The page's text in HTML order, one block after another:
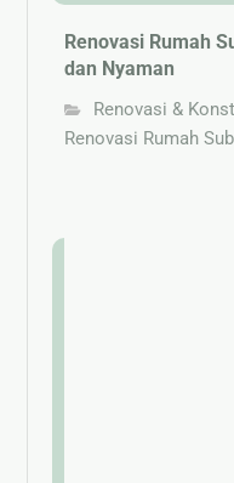
Renovasi Rumah
dan Nyaman
Renovasi &
Renovasi Rumah